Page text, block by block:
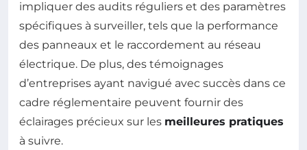
impliquer des audits réguliers et des paramètres
spécifiques à surveiller, tels que la performance
des panneaux et le raccordement au réseau
électrique. De plus, des témoignages
d’entreprises ayant navigué avec succès dans ce
cadre réglementaire peuvent fournir des
éclairages précieux sur les meilleures pratiques
à suivre.